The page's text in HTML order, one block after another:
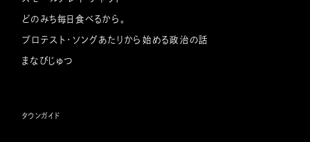
どのみち毎日食べるから。
プロテスト・ソングあたりから始める政治の話
まなびじゅつ
タウンガイド